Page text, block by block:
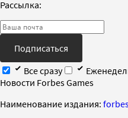
Рассылка:
Подписаться
Все сразу
Новости Forbes Games
Наименование издания: